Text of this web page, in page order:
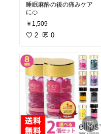
睡眠麻酔の後の痛みケア
に🍊
￥1,509
2 0